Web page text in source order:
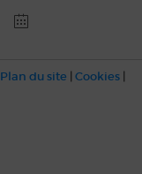
Plan du site | Cookies |